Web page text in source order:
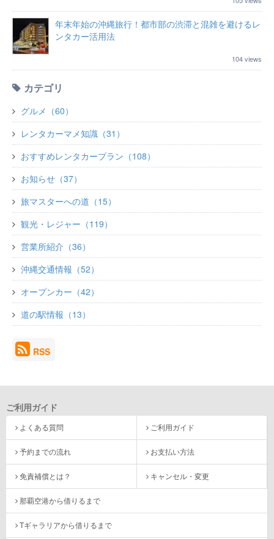
年末年始の沖縄旅行！都市部の渋滞と混雑を避けるレ
ンタカー活用法
104 views
カテゴリ
グルメ（60）
レンタカーマメ知識（31）
おすすめレンタカープラン（108）
お知らせ（37）
旅マスターへの道（15）
観光・レジャー（119）
営業所紹介（36）
沖縄交通情報（52）
オープンカー（42）
道の駅情報（13）
RSS
ご利用ガイド
よくある質問 ご利用ガイド
予約までの流れ お支払い方法
免責補償とは？ キャンセル・変更
那覇空港から借りるまで
Tギャラリアから借りるまで